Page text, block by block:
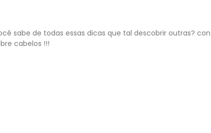
sabe de todas essas dicas que tal descobrir outras?
cabelos !!!